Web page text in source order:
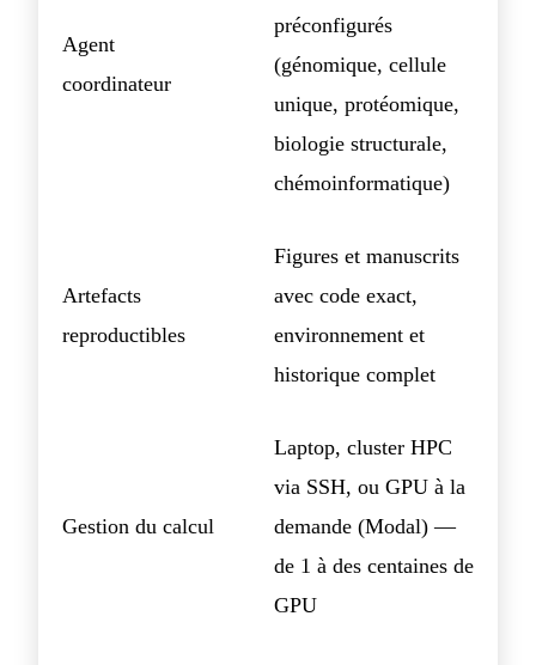
Agent
coordinateur
préconfigurés
(génomique, cellule
unique, protéomique,
biologie structurale,
chémoinformatique)
Artefacts
reproductibles
Figures et manuscrits
avec code exact,
environnement et
historique complet
Gestion du calcul
Laptop, cluster HPC
via SSH, ou GPU à la
demande (Modal) —
de 1 à des centaines de
GPU